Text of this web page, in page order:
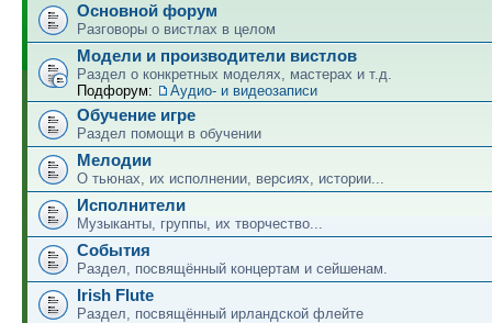
Основной форум
Разговоры о вистлах в целом
Модели и производители вистлов
Раздел о конкретных моделях, мастерах и т.д.
Подфорум:
Аудио- и видеозаписи
Обучение игре
Раздел помощи в обучении
Мелодии
О тьюнах, их исполнении, версиях, истории...
Исполнители
Музыканты, группы, их творчество...
События
Раздел, посвящённый концертам и сейшенам.
Irish Flute
Раздел, посвящённый ирландской флейте